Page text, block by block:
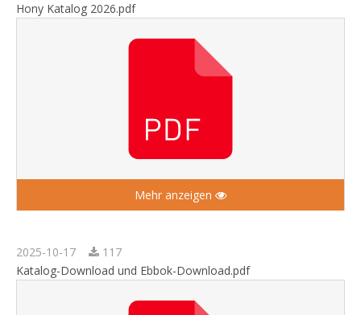
Hony Katalog 2026.pdf
Mehr anzeigen
2025-10-17
117
Katalog-Download und Ebbok-Download.pdf